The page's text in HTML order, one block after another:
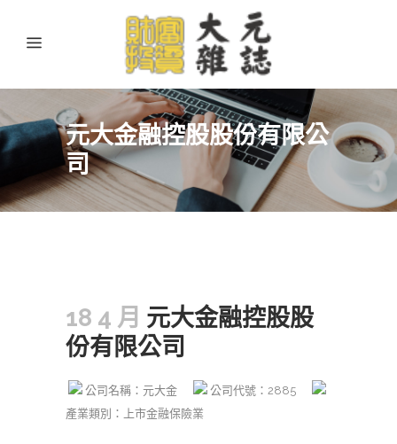
元大金融控股股份有限公
司
18 4 月 元大金融控股股
份有限公司
公司名稱：元大金
公司代號：2885
產業類別：上市金融保險業